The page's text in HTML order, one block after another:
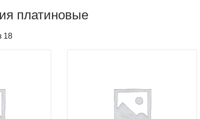
платиновые
18